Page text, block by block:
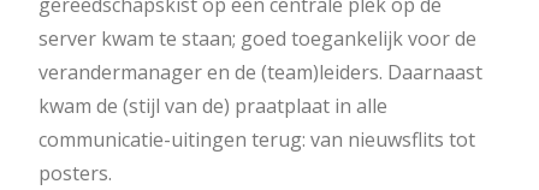
server kwam te staan; goed toegankelijk voor de
verandermanager en de (team)leiders. Daarnaast
kwam de (stijl van de) praatplaat in alle
communicatie-uitingen terug: van nieuwsflits tot
posters.